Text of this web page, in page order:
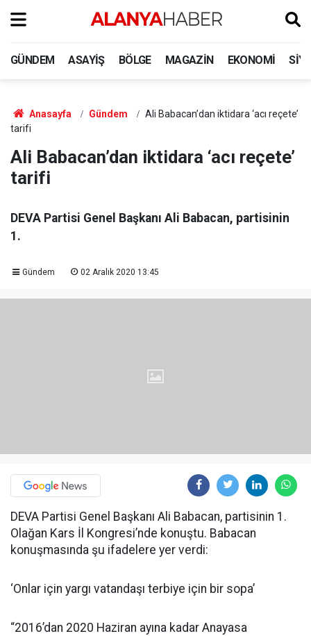
GÜNDEM ASAYIŞ BÖLGE MAGAZIN EKONOMI
Anasayfa Gündem
Ali Babacan’dan iktidara ‘acı reçete’
tarifi
Ali Babacan’dan iktidara ‘acı reçete’
tarifi
DEVA Partisi Genel Başkanı Ali Babacan, partisinin
1.
Gündem 02 Aralık 2020 13:45
DEVA Partisi Genel Başkanı Ali Babacan, partisinin 1.
Olağan Kars İl Kongresi’nde konuştu. Babacan
konuşmasında şu ifadelere yer verdi:
‘Onlar için yargı vatandaşı terbiye için bir sopa’
“2016’dan 2020 Haziran ayına kadar Anayasa